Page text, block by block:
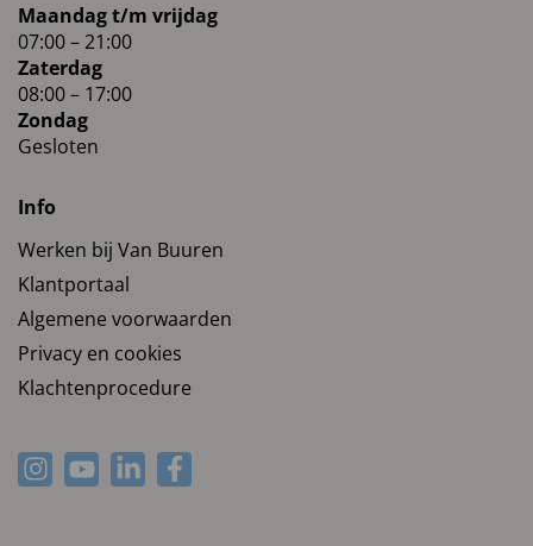
Maandag t/m vrijdag
07:00 – 21:00
Zaterdag
08:00 – 17:00
Zondag
Gesloten
Info
Werken bij Van Buuren
Klantportaal
Algemene voorwaarden
Privacy en cookies
Klachtenprocedure